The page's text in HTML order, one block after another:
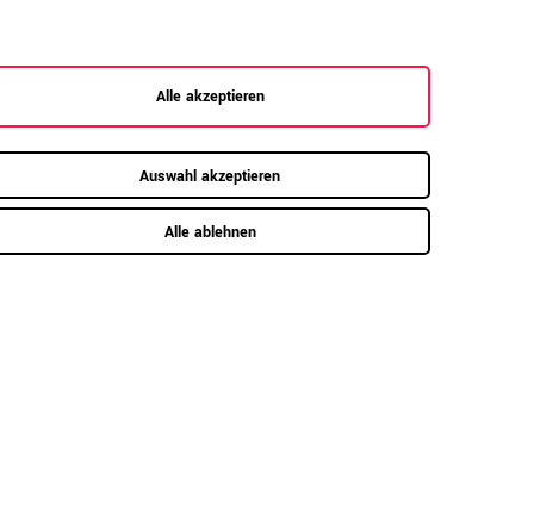
Alle akzeptieren
Auswahl akzeptieren
Alle ablehnen